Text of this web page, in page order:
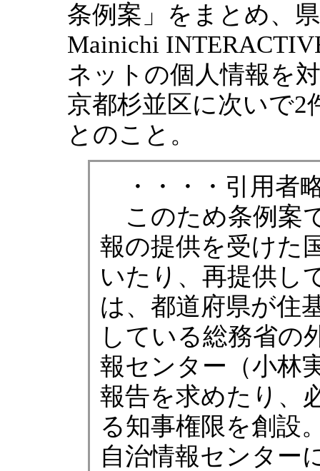
条例案」をまとめ、
Mainichi
ネットの個人情報を
京都杉並区に次いで2
とのこと。
・・・・引用者
このため条例案
報の提供を受けた
いたり、再提供し
は、都道府県が住
している総務省の
報センター（小林
報告を求めたり、
る知事権限を創設
自治情報センター